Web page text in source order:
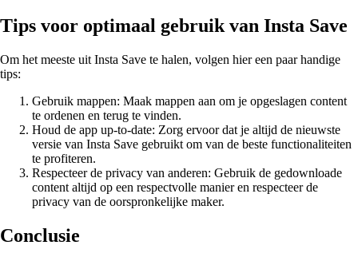
Tips voor optimaal gebruik van Insta Save
Om het meeste uit Insta Save te halen, volgen hier een paar handige
tips:
Gebruik mappen: Maak mappen aan om je opgeslagen content
te ordenen en terug te vinden.
Houd de app up-to-date: Zorg ervoor dat je altijd de nieuwste
versie van Insta Save gebruikt om van de beste functionaliteiten
te profiteren.
Respecteer de privacy van anderen: Gebruik de gedownloade
content altijd op een respectvolle manier en respecteer de
privacy van de oorspronkelijke maker.
Conclusie